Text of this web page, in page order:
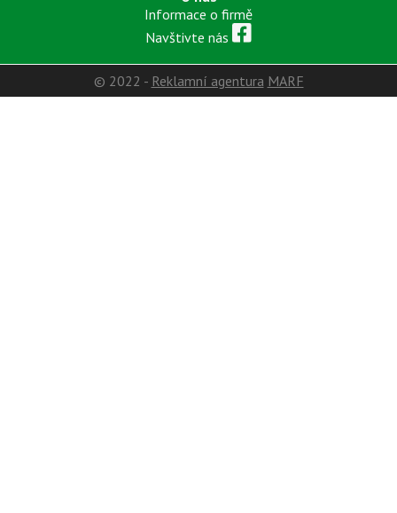
Informace o firmě
Navštivte nás
© 2022 - Reklamní agentura MARF